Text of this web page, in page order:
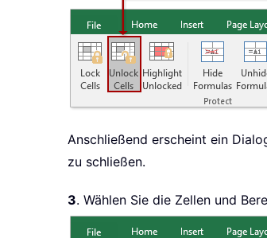
Anschließend erscheint ein
zu schließen.
3. Wählen Sie die Zellen und